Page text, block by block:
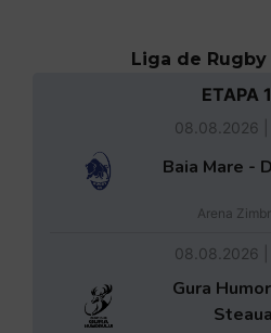
Liga de
ETAPA
08.08.2026 |
Baia Mare -
Arena
08.08.2026 |
Gura
Steaua